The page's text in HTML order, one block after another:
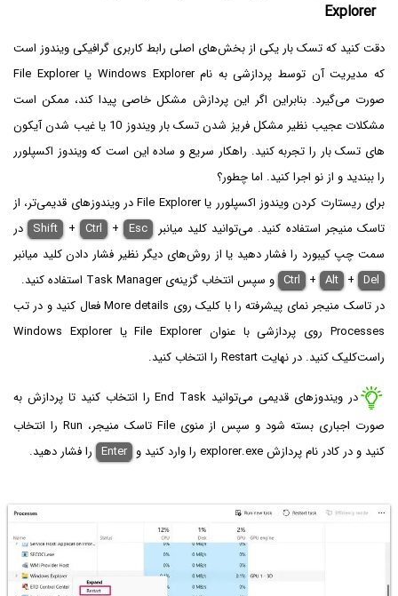
Explorer
دقت کنید که تسک بار یکی از بخش‌های اصلی رابط کاربری گرافیکی ویندوز است
که مدیریت آن توسط پردازشی به نام Windows Explorer یا File Explorer
صورت می‌گیرد. بنابراین اگر این پردازش مشکل خاصی پیدا کند، ممکن است
مشکلات عجیب نظیر مشکل فریز شدن تسک بار ویندوز 10 یا غیب شدن آیکون
های تسک بار را تجربه کنید. راهکار سریع و ساده این است که ویندوز اکسپلورر
را ببندید و از نو اجرا کنید. اما چطور؟
برای ریستارت کردن ویندوز اکسپلورر یا File Explorer در ویندوزهای قدیمی‌تر، از
تاسک منیجر استفاده کنید. می‌توانید کلید میانبر
Shift + Ctrl + Esc
در
سمت چپ کیبورد را فشار دهید یا از روش‌های دیگر نظیر فشار دادن کلید میانبر
Ctrl + Alt + Del
و سپس انتخاب گزینه‌ی Task Manager استفاده کنید.
در تاسک منیجر نمای پیشرفته را با کلیک روی More details فعال کنید و در تب
Processes روی پردازشی با عنوان File Explorer یا Windows Explorer
راست‌کلیک کنید. در نهایت Restart را انتخاب کنید.
در ویندوزهای قدیمی می‌توانید End Task را انتخاب کنید تا پردازش به
صورت اجباری بسته شود و سپس از منوی File تاسک منیجر، Run را انتخاب
کنید و در کادر نام پردازش explorer.exe را وارد کنید و
Enter را فشار دهید.